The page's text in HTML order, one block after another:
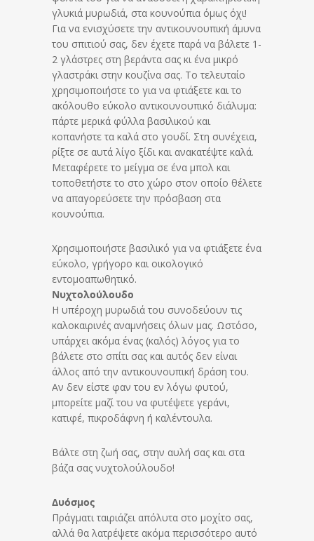
γλυκιά μυρωδιά, στα κουνούπια όμως όχι!
Για να ενισχύσετε την αντικουνουπική άμυνα
του σπιτιού σας, δεν έχετε παρά να βάλετε 1-
2 γλάστρες στη βεράντα σας κι ένα μικρό
γλαστράκι στην κουζίνα σας. Το τελευταίο
χρησιμοποιήστε το για να φτιάξετε και το
ακόλουθο εύκολο αντικουνουπικό διάλυμα:
πάρτε μερικά φύλλα βασιλικού και
κοπανήστε τα καλά στο γουδί. Στη συνέχεια,
ρίξτε σε αυτά λίγο ξίδι και ανακατέψτε καλά.
Μεταφέρετε το μείγμα σε ένα μπολ και
τοποθετήστε το στο χώρο στον οποίο θέλετε
να απαγορεύσετε την πρόσβαση στα
κουνούπια.
Χρησιμοποιήστε βασιλικό για να φτιάξετε ένα
εύκολο, γρήγορο και οικολογικό
εντομοαπωθητικό.
Νυχτολούλουδο
Η υπέροχη μυρωδιά του συνοδεύουν τις
καλοκαιρινές αναμνήσεις όλων μας. Ωστόσο,
υπάρχει ακόμα ένας (καλός) λόγος για το
βάλετε στο σπίτι σας και αυτός δεν είναι
άλλος από την αντικουνουπική δράση του.
Αν δεν είστε φαν του εν λόγω φυτού,
μπορείτε μαζί του να φυτέψετε γεράνι,
κατιφέ, πικροδάφνη ή καλέντουλα.
Βάλτε στη ζωή σας, στην αυλή σας και στα
βάζα σας νυχτολούλουδο!
Δυόσμος
Πράγματι ταιριάζει απόλυτα στο μοχίτο σας,
αλλά θα λατρέψετε ακόμα περισσότερο αυτό